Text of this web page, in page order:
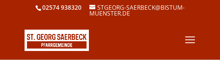
02574 938320 STGEORG-SAERBECK@BISTUM-
MUENSTER.DE